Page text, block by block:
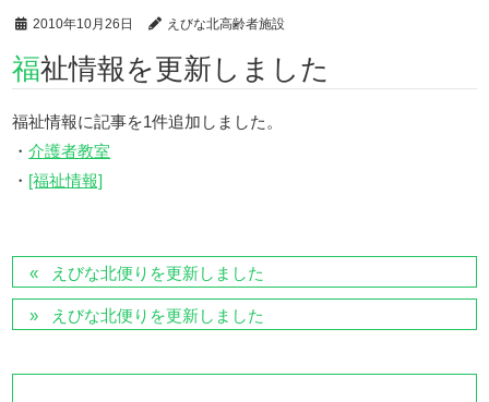
2010年10月26日 えびな北高齢者施設
福祉情報を更新しました
福祉情報に記事を1件追加しました。
・介護者教室
・ [福祉情報]
えびな北便りを更新しました
えびな北便りを更新しました